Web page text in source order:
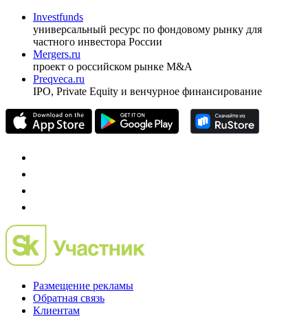
Investfunds
универсальный ресурс по фондовому рынку для
частного инвестора России
Mergers.ru
проект о российском рынке M&A
Preqveca.ru
IPO, Private Equity и венчурное финансирование
Размещение рекламы
Обратная связь
Клиентам